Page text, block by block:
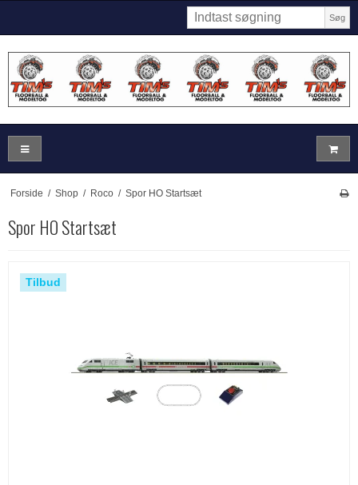
Søg
Forside / Shop / Roco / Spor HO Startsæt
Spor HO Startsæt
Tilbud